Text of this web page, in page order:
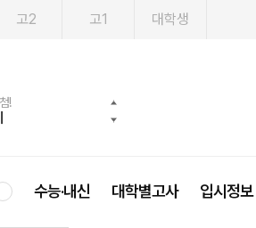
고2 고1 대학생
!
브
백
혜택!
수능·내신 대학별고사 입시정보